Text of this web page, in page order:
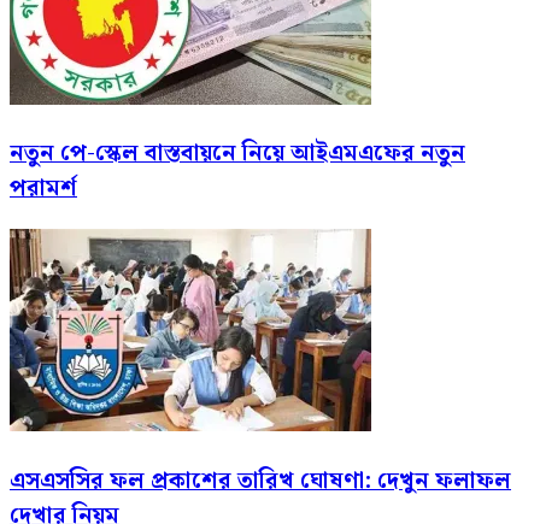
নতুন পে-স্কেল বাস্তবায়নে নিয়ে আইএমএফের নতুন
পরামর্শ
এসএসসির ফল প্রকাশের তারিখ ঘোষণা: দেখুন ফলাফল
দেখার নিয়ম